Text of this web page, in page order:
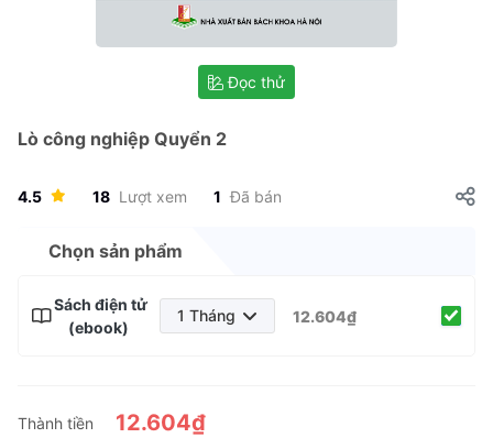
Đọc thử
Lò công nghiệp Quyển 2
4.5 18 Lượt xem 1 Đã bán
Chọn sản phẩm
Sách điện tử
(ebook)
1 Tháng
6 Tháng
12.604₫
Thành tiền 12.604₫